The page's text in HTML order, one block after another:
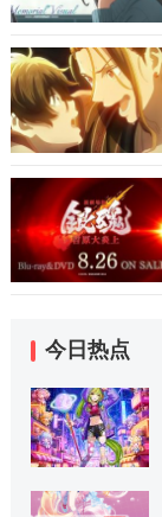
今日热点